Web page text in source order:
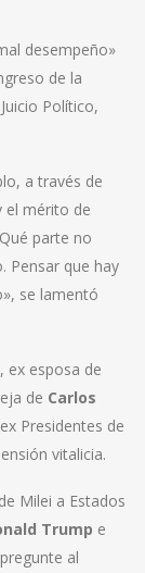
desempeño»
de la
Político,
a través de
el mérito de
parte no
Pensar que hay
se lamentó
, ex esposa de
de Carlos
Presidentes de
vitalicia.
Milei a Estados
Trump e
al